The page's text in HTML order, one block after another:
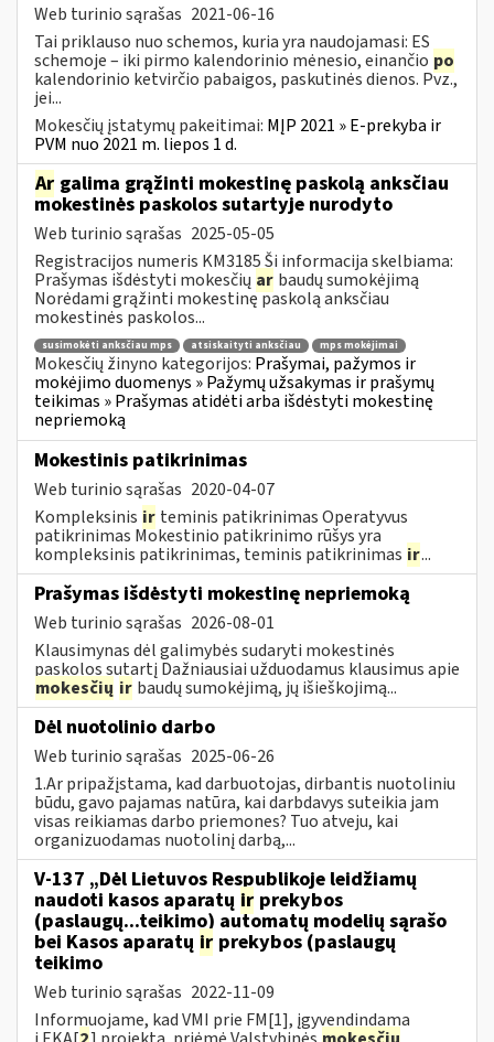
Web turinio sąrašas 2021-06-16
Tai priklauso nuo schemos, kuria yra naudojamasi: ES
schemoje – iki pirmo kalendorinio mėnesio, einančio po
kalendorinio ketvirčio pabaigos, paskutinės dienos. Pvz.,
jei...
Mokesčių įstatymų pakeitimai: MĮP 2021 » E-prekyba ir
PVM nuo 2021 m. liepos 1 d.
Ar galima grąžinti mokestinę paskolą anksčiau
mokestinės paskolos sutartyje nurodyto
Web turinio sąrašas 2025-05-05
Registracijos numeris KM3185 Ši informacija skelbiama:
Prašymas išdėstyti mokesčių ar baudų sumokėjimą
Norėdami grąžinti mokestinę paskolą anksčiau
mokestinės paskolos...
susimokėti anksčiau mps atsiskaityti anksčiau mps mokėjimai
Mokesčių žinyno kategorijos: Prašymai, pažymos ir
mokėjimo duomenys » Pažymų užsakymas ir prašymų
teikimas » Prašymas atidėti arba išdėstyti mokestinę
nepriemoką
Mokestinis patikrinimas
Web turinio sąrašas 2020-04-07
Kompleksinis ir teminis patikrinimas Operatyvus
patikrinimas Mokestinio patikrinimo rūšys yra
kompleksinis patikrinimas, teminis patikrinimas ir...
Prašymas išdėstyti mokestinę nepriemoką
Web turinio sąrašas 2026-08-01
Klausimynas dėl galimybės sudaryti mokestinės
paskolos sutartį Dažniausiai užduodamus klausimus apie
mokesčių ir baudų sumokėjimą, jų išieškojimą...
Dėl nuotolinio darbo
Web turinio sąrašas 2025-06-26
1.Ar pripažįstama, kad darbuotojas, dirbantis nuotoliniu
būdu, gavo pajamas natūra, kai darbdavys suteikia jam
visas reikiamas darbo priemones? Tuo atveju, kai
organizuodamas nuotolinį darbą,...
V-137 „Dėl Lietuvos Respublikoje leidžiamų
naudoti kasos aparatų ir prekybos
(paslaugų...teikimo) automatų modelių sąrašo
bei Kasos aparatų ir prekybos (paslaugų
teikimo
Web turinio sąrašas 2022-11-09
Informuojame, kad VMI prie FM[1], įgyvendindama